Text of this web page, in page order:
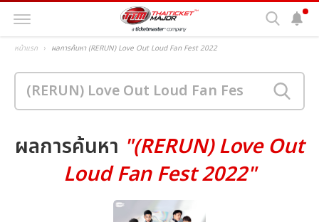
หน้าแรก ผลการค้นหา (RERUN) Love Out Loud Fan Fest 2022
ผลการค้นหา "(RERUN) Love Out
Loud Fan Fest 2022"